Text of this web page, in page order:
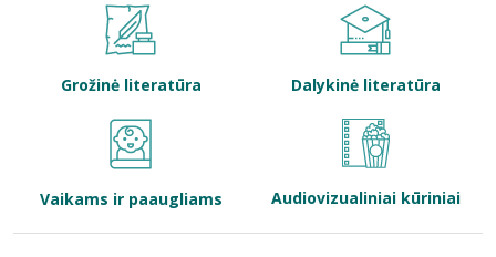
Bibliotekoms
Grožinė literatūra Dalykinė literatūra
Vaikams ir paaugliams Audiovizualiniai kūriniai